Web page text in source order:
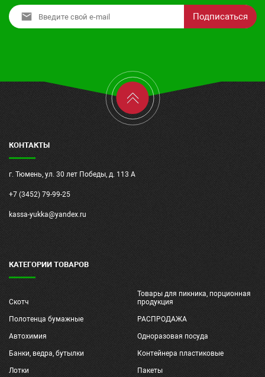
Подписаться
КОНТАКТЫ
г. Тюмень, ул. 30 лет Победы, д. 113 А
+7 (3452) 79-99-25
kassa-yukka@yandex.ru
КАТЕГОРИИ ТОВАРОВ
Скотч
Товары для пикника, порционная
продукция
Полотенца бумажные РАСПРОДАЖА
Автохимия Одноразовая посуда
Банки, ведра, бутылки Контейнера пластиковые
Лотки Пакеты